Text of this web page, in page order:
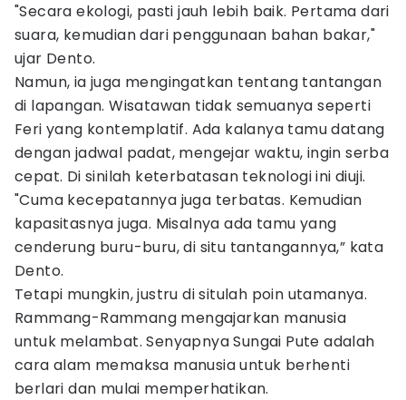
"Secara ekologi, pasti jauh lebih baik. Pertama dari
suara, kemudian dari penggunaan bahan bakar,"
ujar Dento.
Namun, ia juga mengingatkan tentang tantangan
di lapangan. Wisatawan tidak semuanya seperti
Feri yang kontemplatif. Ada kalanya tamu datang
dengan jadwal padat, mengejar waktu, ingin serba
cepat. Di sinilah keterbatasan teknologi ini diuji.
"Cuma kecepatannya juga terbatas. Kemudian
kapasitasnya juga. Misalnya ada tamu yang
cenderung buru-buru, di situ tantangannya,” kata
Dento.
Tetapi mungkin, justru di situlah poin utamanya.
Rammang-Rammang mengajarkan manusia
untuk melambat. Senyapnya Sungai Pute adalah
cara alam memaksa manusia untuk berhenti
berlari dan mulai memperhatikan.